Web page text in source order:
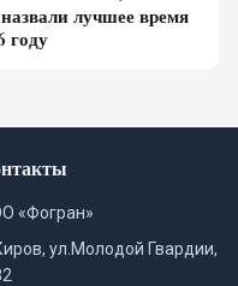
лучшее время
году
«Фогран»
ул.Молодой Гвардии,